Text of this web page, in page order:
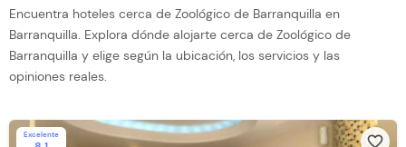
Encuentra hoteles cerca de Zoológico de Barranquilla en
Barranquilla. Explora dónde alojarte cerca de Zoológico de
Barranquilla y elige según la ubicación, los servicios y las
opiniones reales.
Excelente favorite_border